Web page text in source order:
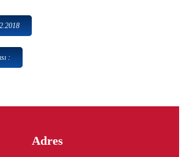
:
Adres